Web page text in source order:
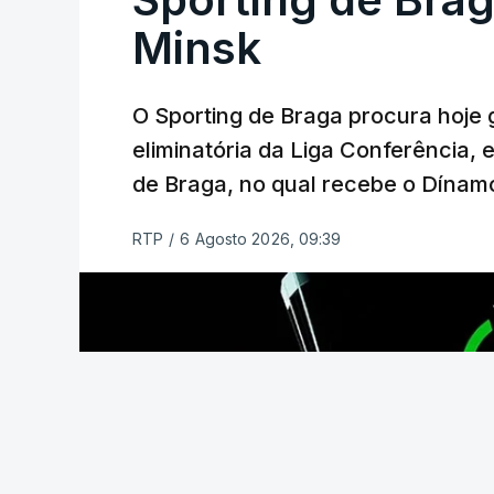
da Liga Conferência, encontrando os
Viena.
O jogo no Estádio da Luz tem início às
enquanto a segunda mão está
com entrada direta, graças à conquista
Minsk
O Sporting de Braga procura
eliminatória da Liga Conferência,
de Braga, no qual recebe o
RTP / 6 Agosto 2026, 09:39